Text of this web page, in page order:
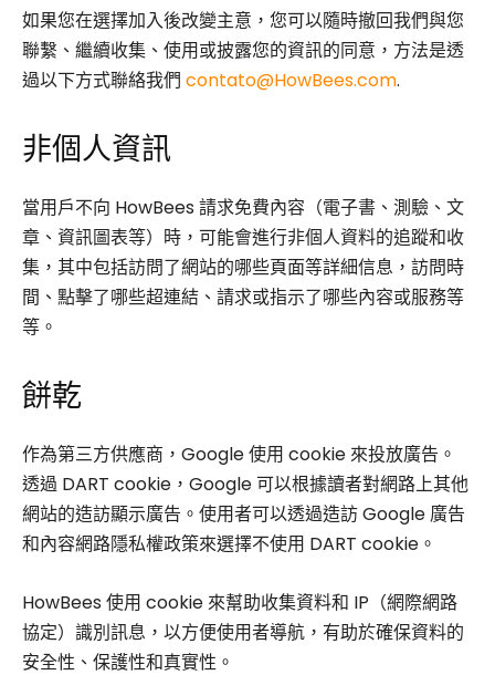
如果您在選擇加入後改變主意，您可以隨時撤回我們與您
聯繫、繼續收集、使用或披露您的資訊的同意，方法是透
過以下方式聯絡我們 contato@HowBees.com.
非個人資訊
當用戶不向 HowBees 請求免費內容（電子書、測驗、文
章、資訊圖表等）時，可能會進行非個人資料的追蹤和收
集，其中包括訪問了網站的哪些頁面等詳細信息，訪問時
間、點擊了哪些超連結、請求或指示了哪些內容或服務等
等。
餅乾
作為第三方供應商，Google 使用 cookie 來投放廣告。
透過 DART cookie，Google 可以根據讀者對網路上其他
網站的造訪顯示廣告。使用者可以透過造訪 Google 廣告
和內容網路隱私權政策來選擇不使用 DART cookie。
HowBees 使用 cookie 來幫助收集資料和 IP（網際網路
協定）識別訊息，以方便使用者導航，有助於確保資料的
安全性、保護性和真實性。